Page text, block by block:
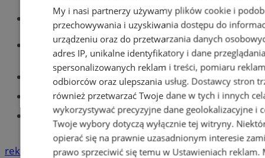
Wiadomości kryminalne w Tychach
Wiadomości lokalne
Części samochodowe do -70%!
Tworzenie stron www - Tychy
Znajdź pracę - codziennie nowe
ogłoszenia
reklama
My i nasi partnerzy używamy plików cookie i
przechowywania i uzyskiwania dostępu do
urządzeniu oraz do przetwarzania danych
adres IP, unikalne identyfikatory i dane
spersonalizowanych reklam i treści, pomiaru
odbiorców oraz ulepszania usług. Dostawcy stron
również przetwarzać Twoje dane w tych i innych
wykorzystywać precyzyjne dane geolokalizacyjne i
Twoje wybory dotyczą wyłącznie tej witryny.
opierać się na prawnie uzasadnionym interesie
prawo sprzeciwić się temu w Ustawieniach reklam.